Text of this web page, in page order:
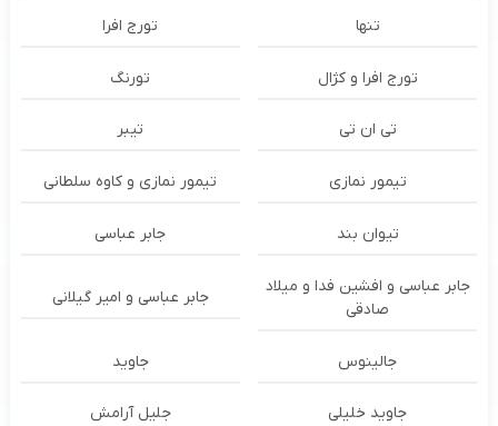
تنها تورج افرا
تورج افرا و کژال تورنگ
تی ان تی تیبر
تیمور نمازی تیمور نمازی و کاوه سلطانی
تیوان بند جابر عباسی
جابر عباسی و افشین فدا و میلاد
صادقی
جابر عباسی و امیر گیلانی
جالینوس جاوید
جاوید خلیلی جلیل آرامش